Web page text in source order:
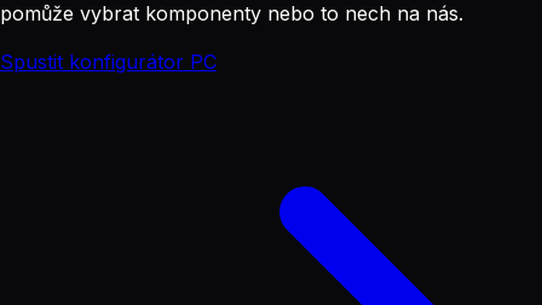
pomůže vybrat komponenty nebo to nech na nás.
Spustit konfigurátor PC